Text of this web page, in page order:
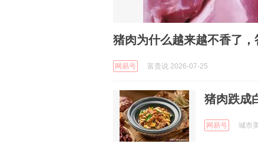
猪肉为什么越来越不香了
网易号 富贵说 2026-07-25
猪肉跌成
网易号 城市